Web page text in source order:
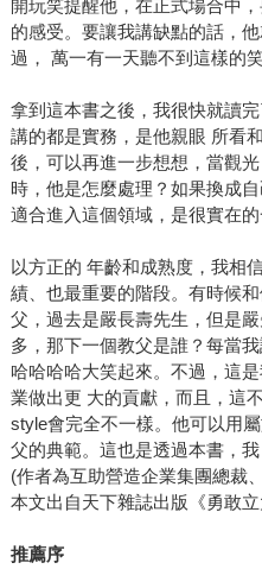
開玩笑提醒他，在正式場合中
的感受。要讓我講缺點的話，
過， 萬一有一天聽不到這樣的
拿到這本書之後，我很快就讀
講的都是實務，是他親眼 所看
後，可以再進一步想想，當觀
時，他是怎麼處理？如果換成
適合進入這個領域，是很實在的
以方正的 年齡和成熟度，我相
績、也最重要的階段。有時候
父，過去是嚴長壽先生，但是
多，那下一個教父是誰？每當
哈哈哈哈大笑起來。不過，這
業做出更 大的貢獻，而且，這
style會完全不一樣。他可以用
父的典範。這也是透過本書，
(作者為互助營造企業集團總裁
本文出自天下雜誌出版《勇敢立
推薦序